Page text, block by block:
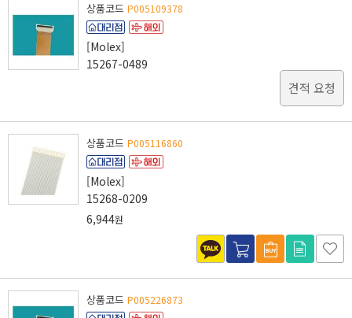
상품코드 P005109378
[Molex]
15267-0489
견적 요청
상품코드 P005116860
[Molex]
15268-0209
6,944원
상품코드 P005226873